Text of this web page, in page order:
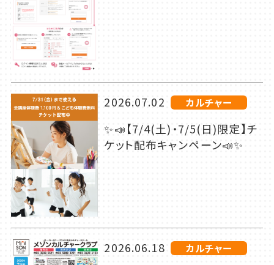
2026.07.02 カルチャー
✨📣【7/4(土)・7/5(日)限定】チ
ケット配布キャンペーン📣✨
2026.06.18 カルチャー